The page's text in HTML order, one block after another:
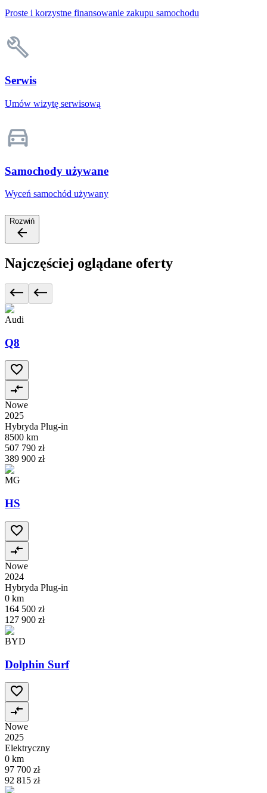
Proste i korzystne finansowanie zakupu samochodu
Serwis
Umów wizytę serwisową
Samochody używane
Wyceń samochód używany
Rozwiń
Najczęściej oglądane oferty
Audi
Q8
Nowe
2025
Hybryda Plug-in
8500 km
507 790 zł
389 900 zł
MG
HS
Nowe
2024
Hybryda Plug-in
0 km
164 500 zł
127 900 zł
BYD
Dolphin Surf
Nowe
2025
Elektryczny
0 km
97 700 zł
92 815 zł